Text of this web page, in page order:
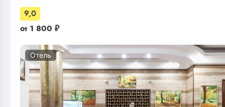
9,0
от 1 800 ₽
Отель